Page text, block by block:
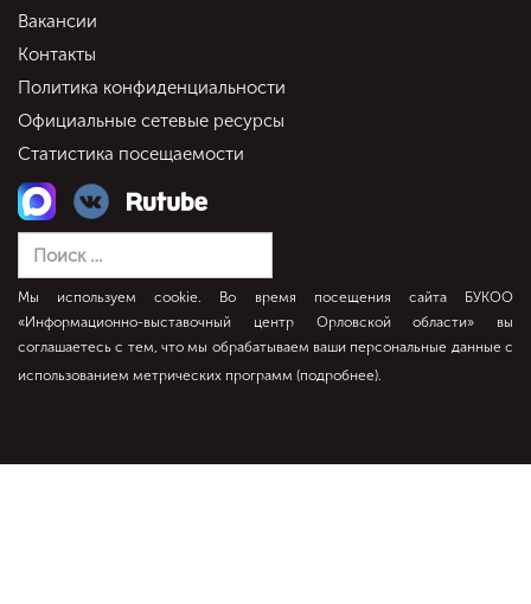
Вакансии
Контакты
Политика конфиденциальности
Официальные сетевые ресурсы
Статистика посещаемости
Мы используем cookie. Во время посещения сайта БУКОО
«Информационно-выставочный центр Орловской области» вы
соглашаетесь с тем, что мы обрабатываем ваши персональные данные с
использованием метрических программ (подробнее).